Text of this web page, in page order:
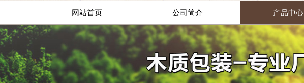
网站首页 公司简介 产品中心